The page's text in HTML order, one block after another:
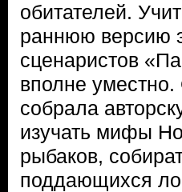
обитателей.
раннюю версию
сценаристов
вполне уместно.
собрала
изучать мифы
рыбаков,
поддающихся